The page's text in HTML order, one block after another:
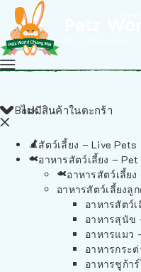
ไม่มีสินค้าในตะกร้า
Back
สัตว์เลี้ยง – Live Pets
อาหารสัตว์เลี้ยง – Pet
อาหารสัตว์เลี้ยง
อาหารสัตว์เลี้ยงลู
อาหารสัตว์
อาหารสุนัข
อาหารแมว
อาหารกระ
อาหารชูก้า